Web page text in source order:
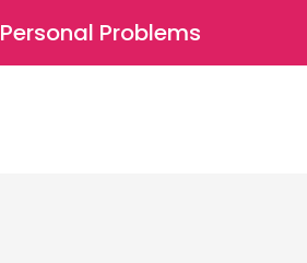
⚲
Personal Problems